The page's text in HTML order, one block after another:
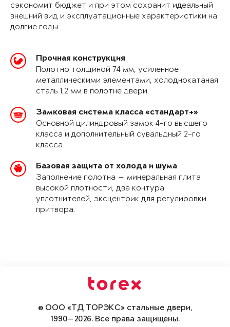
сэкономит бюджет и при этом сохранит идеальный
внешний вид и эксплуатационные характеристики на
долгие годы.
Прочная конструкция
Полотно толщиной 74 мм, усиленное
металлическими элементами, холоднокатаная
сталь 1,2 мм в полотне двери.
Замковая система класса «стандарт+»
Основной цилиндровый замок 4-го высшего
класса и дополнительный сувальдный 2-го
класса.
Базовая защита от холода и шума
Заполнение полотна — минеральная плита
высокой плотности, два контура
уплотнителей, эксцентрик для регулировки
притвора.
© ООО «ТД ТОРЭКС» стальные двери,
1990—2026. Все права защищены.